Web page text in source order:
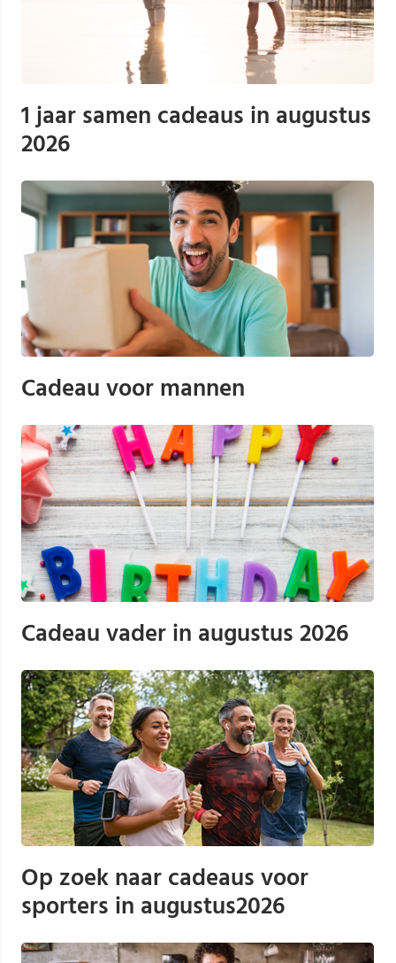
1 jaar samen cadeaus in augustus
2026
Cadeau voor mannen
Cadeau vader in augustus 2026
Op zoek naar cadeaus voor
sporters in augustus2026